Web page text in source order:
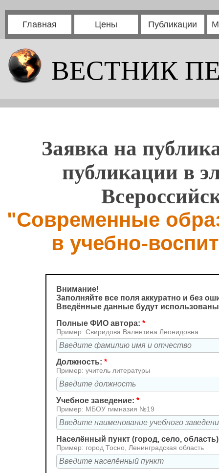
Главная Цены Публикации
ВЕСТНИК
Заявка на
публикации в
"Современные
в учебно-
Внимание!
Заполняйте все поля аккуратно и без
Введённые данные будут
Полные ФИО автора: *
Пример: Свиридова Валентина Леонидовна
Должность: *
Пример: учитель литературы
Учебное заведение: *
Пример: МБОУ гимназия №19
Населённый пункт (город, село,
Пример: город Тосно, Ленинградская область